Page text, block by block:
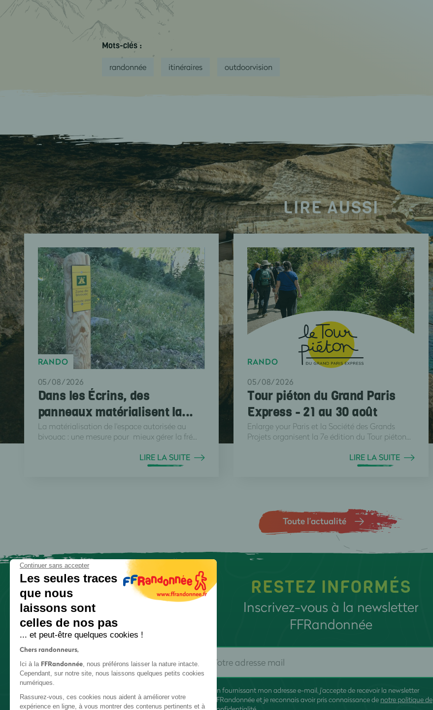
Mots-clés :
randonnée itinéraires outdoorvision
LIRE AUSSI
RANDO
05/08/2026
Dans les Écrins, des
panneaux matérialisent la...
La matérialisation de l'espace autorisée au
bivouac : une mesure pour mieux gérer la fré...
LIRE LA SUITE
RANDO
05/08/2026
Tour piéton du Grand Paris
Express - 21 au 30 août
Enlarge your Paris et la Société des Grands
Projets organisent la 7e édition du Tour piéton...
LIRE LA SUITE
Toute l’actualité
RESTEZ INFORMÉS
Inscrivez-vous à la newsletter
FFRandonnée
En fournissant mon adresse e-mail, j'accepte de recevoir la newsletter
FFRandonnée et je reconnais avoir pris connaissance de notre politique de
Continuer sans accepter
Les seules traces
que nous
laissons sont
celles de nos pas
... et peut-être quelques cookies !
Chers randonneurs,
Ici à la FFRandonnée, nous préférons laisser la nature intacte.
Cependant, sur notre site, nous laissons quelques petits cookies
numériques.
Rassurez-vous, ces cookies nous aident à améliorer votre
expérience en ligne, à vous montrer des contenus pertinents et à